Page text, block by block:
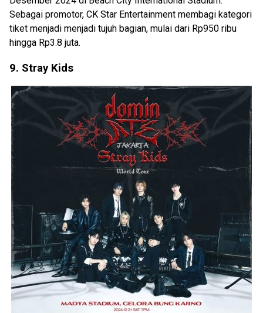
Sebagai promotor, CK Star Entertainment membagi kategori
tiket menjadi menjadi tujuh bagian, mulai dari Rp950 ribu
hingga Rp3.8 juta.
9. Stray Kids